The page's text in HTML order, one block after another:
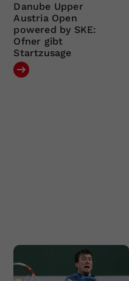
Danube Upper
Austria Open
powered by SKE:
Ofner gibt
Startzusage